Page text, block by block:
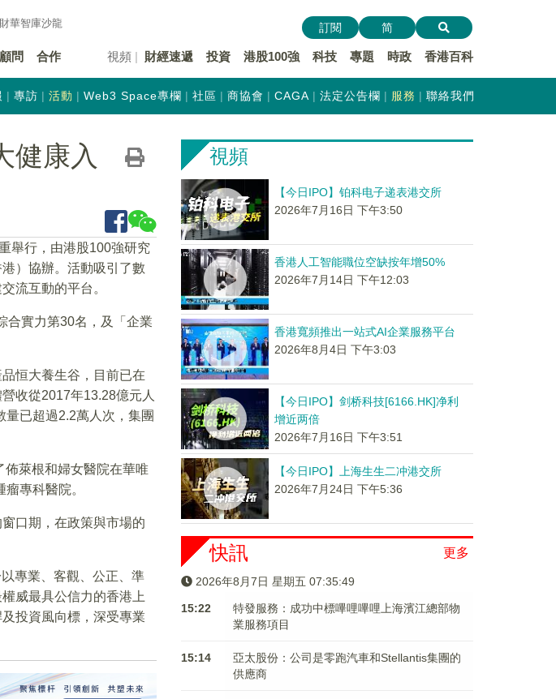
財華智庫沙龍
顧問 合作 視頻 財經速遞 投資 港股100強 科技 專題 時政 香港百科
訂閱 简
專訪 活動 Web3 Space專欄 社區 商協會 CAGA 法定公告欄 服務 聯絡我們
健康入
舉行，由港股100強研究
）協辦。活動吸引了數
流互動的平台。
合實力第30名，及「企業
恒大養生谷，目前已在
收從2017年13.28億元人
已超過2.2萬人次，集團
佈萊根和婦女醫院在華唯
專科醫院。
口期，在政策與市場的
專業、客觀、公正、準
威最具公信力的香港上
投資風向標，深受專業
視頻
【今日IPO】铂科电子递表港交所
2026年7月16日 下午3:50
香港人工智能職位空缺按年增50%
2026年7月14日 下午12:03
香港寬頻推出一站式AI企業服務平台
2026年8月4日 下午3:03
【今日IPO】剑桥科技[6166.HK]净利
增近两倍
2026年7月16日 下午3:51
【今日IPO】上海生生二冲港交所
2026年7月24日 下午5:36
更多
快訊
2026年8月7日 星期五 07:35:50
15:22
特發服務：成功中標嗶哩嗶哩上海濱江總部物
業服務項目
15:14
亞太股份：公司是零跑汽車和Stellantis集團的
供應商